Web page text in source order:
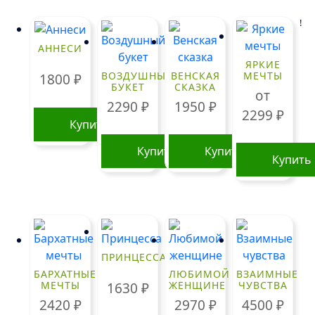
АННЕСИ
1800 ₽
Купить
ВОЗДУШНЫЙ
БУКЕТ
2290 ₽
Купить
ВЕНСКАЯ
СКАЗКА
1950 ₽
Купить
ЯРКИЕ
МЕЧТЫ
от
2299 ₽
Купить
Опции
можно
выбрать
БАРХАТНЫЕ
МЕЧТЫ
2420 ₽
ПРИНЦЕССА
1630 ₽
ЛЮБИМОЙ
ЖЕНЩИНЕ
2970 ₽
ВЗАИМНЫЕ
ЧУВСТВА
4500 ₽
!